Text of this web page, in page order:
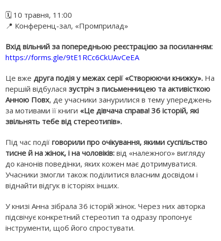
🗓 10 травня, 11:00
📍 Конференц-зал, «Промприлад»
Вхід вільний за попередньою реєстрацією за посиланням:
https://forms.gle/9tE1RCc6CkUAvCeEA
Це вжедруга подія у межах серії «Створюючи книжку». На
першій відбулася зустріч з письменницею та активісткою
Анною Повх, де учасники занурилися в тему упереджень
за мотивами її книги «Це дівчача справа! 36 історій, які
звільнять тебе від стереотипів».
Під час подіїговорили про очікування, якими суспільство
тисне й на жінок, і на чоловіків: від «належного» вигляду
до канонів поведінки, яких кожен має дотримуватися.
Учасники змогли також поділитися власним досвідом і
віднайти відгук в історіях інших.
У книзі Анна зібрала 36 історій жінок. Через них авторка
підсвічує конкретний стереотип та одразу пропонує
інструменти, щоб його спростувати.